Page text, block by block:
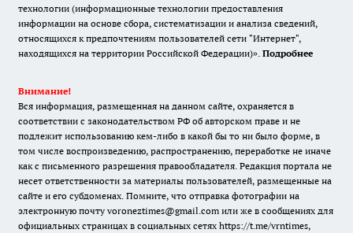
технологии (информационные технологии предоставления
информации на основе сбора, систематизации и анализа сведений,
относящихся к предпочтениям пользователей сети "Интернет",
находящихся на территории Российской Федерации)». Подробнее
Внимание!
Вся информация, размещенная на данном сайте, охраняется в
соответствии с законодательством РФ об авторском праве и не
подлежит использованию кем-либо в какой бы то ни было форме, в
том числе воспроизведению, распространению, переработке не иначе
как с письменного разрешения правообладателя. Редакция портала не
несет ответственности за материалы пользователей, размещенные на
сайте и его субдоменах. Помните, что отправка фотографии на
электронную почту voroneztimes@gmail.com или же в сообщениях для
официальных страницах в социальных сетях https://t.me/vrntimes,